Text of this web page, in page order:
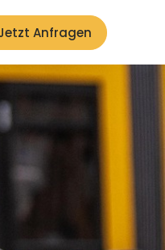
Anfragen